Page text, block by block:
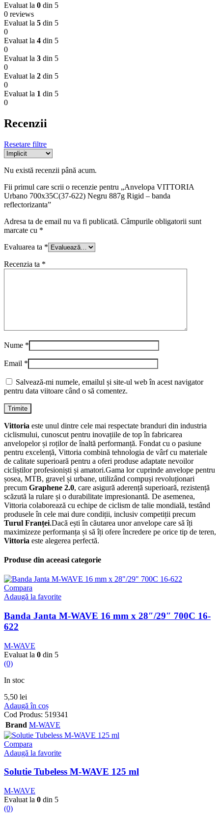
Evaluat la 0 din 5
0 reviews
Evaluat la 5 din 5
0
Evaluat la 4 din 5
0
Evaluat la 3 din 5
0
Evaluat la 2 din 5
0
Evaluat la 1 din 5
0
Recenzii
Resetare filtre
Nu există recenzii până acum.
Fii primul care scrii o recenzie pentru „Anvelopa VITTORIA
Urbano 700x35C(37-622) Negru 887g Rigid – banda
reflectorizanta”
Adresa ta de email nu va fi publicată. Câmpurile obligatorii sunt
marcate cu *
Evaluarea ta *
Recenzia ta *
Nume *
Email *
Salvează-mi numele, emailul și site-ul web în acest navigator
pentru data viitoare când o să comentez.
Vittoria este unul dintre cele mai respectate branduri din industria
ciclismului, cunoscut pentru inovațiile de top în fabricarea
anvelopelor și roților de înaltă performanță. Fondat cu o pasiune
pentru excelență, Vittoria combină tehnologia de vârf cu materiale
de calitate superioară pentru a oferi produse adaptate nevoilor
cicliștilor profesioniști și amatori.Gama lor cuprinde anvelope pentru
șosea, MTB, gravel și urbane, utilizând compuși revoluționari
precum Graphene 2.0, care asigură aderență superioară, rezistență
scăzută la rulare și o durabilitate impresionantă. De asemenea,
Vittoria colaborează cu echipe de ciclism de talie mondială, testând
produsele în cele mai dure condiții, inclusiv competiții precum
Turul Franței.Dacă ești în căutarea unor anvelope care să îți
maximizeze performanța și să îți ofere încredere pe orice tip de teren,
Vittoria este alegerea perfectă.
Produse din aceeasi categorie
Compara
Adaugă la favorite
Banda Janta M-WAVE 16 mm x 28″/29″ 700C 16-
622
M-WAVE
Evaluat la 0 din 5
(0)
In stoc
5,50 lei
Adaugă în coș
Cod Produs: 519341
Brand M-WAVE
Compara
Adaugă la favorite
Solutie Tubeless M-WAVE 125 ml
M-WAVE
Evaluat la 0 din 5
(0)